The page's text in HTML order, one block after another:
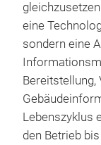
eine
sondern eine
Bereitstellung,
Lebenszyklus
den Betrieb